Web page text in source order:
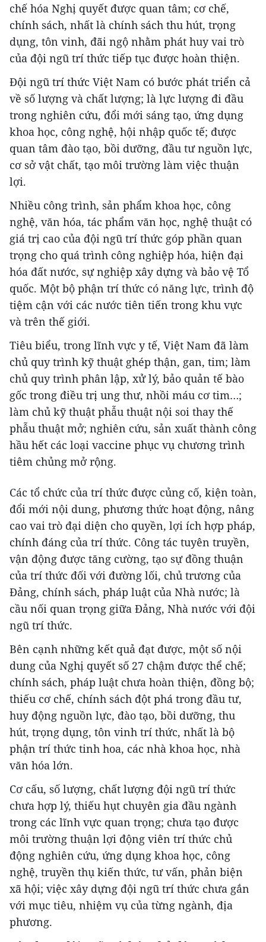
chế hóa Nghị quyết được quan tâm; cơ chế,
chính sách, nhất là chính sách thu hút, trọng
dụng, tôn vinh, đãi ngộ nhằm phát huy vai trò
của đội ngũ trí thức tiếp tục được hoàn thiện.
Đội ngũ trí thức Việt Nam có bước phát triển cả
về số lượng và chất lượng; là lực lượng đi đầu
trong nghiên cứu, đổi mới sáng tạo, ứng dụng
khoa học, công nghệ, hội nhập quốc tế; được
quan tâm đào tạo, bồi dưỡng, đầu tư nguồn lực,
cơ sở vật chất, tạo môi trường làm việc thuận
lợi.
Nhiều công trình, sản phẩm khoa học, công
nghệ, văn hóa, tác phẩm văn học, nghệ thuật có
giá trị cao của đội ngũ trí thức góp phần quan
trọng cho quá trình công nghiệp hóa, hiện đại
hóa đất nước, sự nghiệp xây dựng và bảo vệ Tổ
quốc. Một bộ phận trí thức có năng lực, trình độ
tiệm cận với các nước tiên tiến trong khu vực
và trên thế giới.
Tiêu biểu, trong lĩnh vực y tế, Việt Nam đã làm
chủ quy trình kỹ thuật ghép thận, gan, tim; làm
chủ quy trình phân lập, xử lý, bảo quản tế bào
gốc trong điều trị ung thư, nhồi máu cơ tim…;
làm chủ kỹ thuật phẫu thuật nội soi thay thế
phẫu thuật mở; nghiên cứu, sản xuất thành công
hầu hết các loại vaccine phục vụ chương trình
tiêm chủng mở rộng.
Các tổ chức của trí thức được củng cố, kiện toàn,
đổi mới nội dung, phương thức hoạt động, nâng
cao vai trò đại diện cho quyền, lợi ích hợp pháp,
chính đáng của trí thức. Công tác tuyên truyền,
vận động được tăng cường, tạo sự đồng thuận
của trí thức đối với đường lối, chủ trương của
Đảng, chính sách, pháp luật của Nhà nước; là
cầu nối quan trọng giữa Đảng, Nhà nước với đội
ngũ trí thức.
Bên cạnh những kết quả đạt được, một số nội
dung của Nghị quyết số 27 chậm được thể chế;
chính sách, pháp luật chưa hoàn thiện, đồng bộ;
thiếu cơ chế, chính sách đột phá trong đầu tư,
huy động nguồn lực, đào tạo, bồi dưỡng, thu
hút, trọng dụng, tôn vinh trí thức, nhất là bộ
phận trí thức tinh hoa, các nhà khoa học, nhà
văn hóa lớn.
Cơ cấu, số lượng, chất lượng đội ngũ trí thức
chưa hợp lý, thiếu hụt chuyên gia đầu ngành
trong các lĩnh vực quan trọng; chưa tạo được
môi trường thuận lợi động viên trí thức chủ
động nghiên cứu, ứng dụng khoa học, công
nghệ, truyền thụ kiến thức, tư vấn, phản biện
xã hội; việc xây dựng đội ngũ trí thức chưa gắn
với mục tiêu, nhiệm vụ của từng ngành, địa
phương.